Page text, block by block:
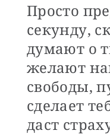
Просто
секунду,
думают о
желают
свободы,
сделает
даст